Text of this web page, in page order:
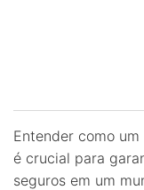
Entender como
é crucial para
seguros em um